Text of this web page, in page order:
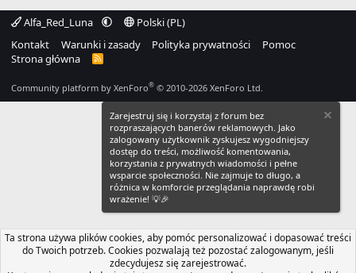
Alfa_Red_Luna
Polski (PL)
Kontakt
Warunki i zasady Polityka prywatności
Pomoc
Strona główna
R
Community platform by XenForo® © 2010-2026 XenForo Ltd.
Zarejestruj się i korzystaj z forum bez
rozpraszających banerów reklamowych. Jako
zalogowany użytkownik zyskujesz wygodniejszy
dostęp do treści, możliwość komentowania,
korzystania z prywatnych wiadomości i pełne
wsparcie społeczności. Nie zajmuje to długo, a
różnica w komforcie przeglądania naprawdę robi
wrażenie! 💡🎉
Ta strona używa plików cookies, aby pomóc personalizować i dopasować treści
do Twoich potrzeb. Cookies pozwalają też pozostać zalogowanym, jeśli
zdecydujesz się zarejestrować.